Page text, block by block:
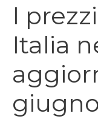
I
Italia
giugno